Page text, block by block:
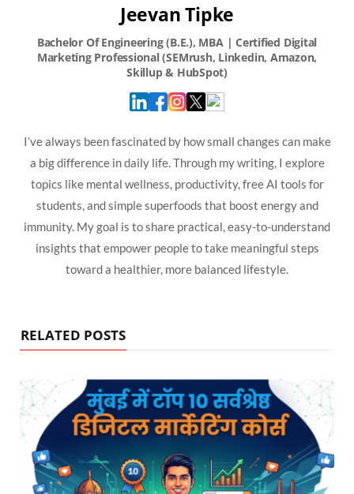
Jeevan Tipke
I’ve always been fascinated by how small changes can make
a big difference in daily life. Through my writing, I explore
topics like mental wellness, productivity, free AI tools for
students, and simple superfoods that boost energy and
immunity. My goal is to share practical, easy-to-understand
insights that empower people to take meaningful steps
toward a healthier, more balanced lifestyle.
RELATED POSTS